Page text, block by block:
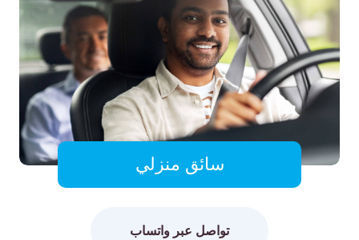
سائق منزلي
تواصل عبر واتساب